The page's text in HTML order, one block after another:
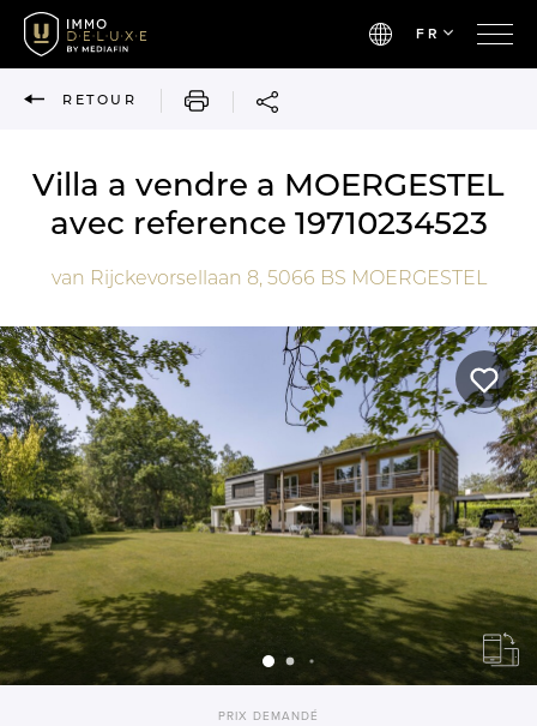
FR
RETOUR IMPRIMER
Villa a vendre a MOERGESTEL
avec reference 19710234523
van Rijckevorsellaan 8, 5066 BS MOERGESTEL
PRIX DEMANDÉ